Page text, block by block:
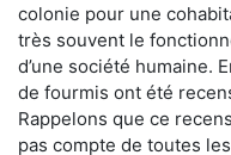
colonie pour une
très souvent le
d’une société humaine.
de fourmis ont été
Rappelons que ce
pas compte de toutes